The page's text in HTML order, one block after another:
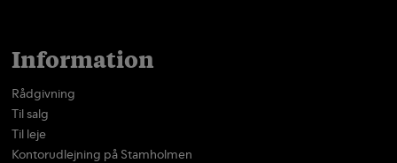
Information
Rådgivning
Til salg
Til leje
Kontorudlejning på Stamholmen